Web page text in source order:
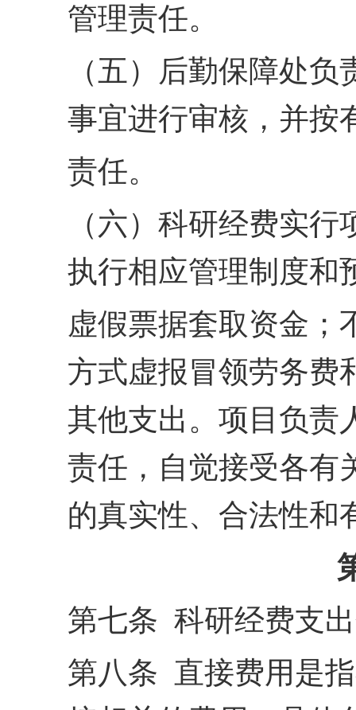
管理责任。
（五）后勤保障处
事宜进行审核，并按
责任。
（六）科研经费实
执行相应管理制度和
虚假票据套取资金；
方式虚报冒领劳务费
其他支出。项目负责
责任， 自觉接受各有
的真实性、 合法性和
第七条 科研经费支
第八条 直接费用是